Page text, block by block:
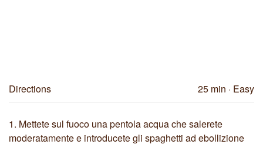
25 min · Easy
Directions
1. Mettete sul fuoco una pentola acqua che salerete
moderatamente e introducete gli spaghetti ad ebollizione